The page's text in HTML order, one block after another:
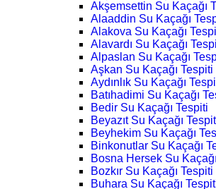
Akşemsettin Su Kaçağı
Alaaddin Su Kaçağı
Alakova Su Kaçağı
Alavardı Su Kaçağı
Alpaslan Su Kaçağı
Aşkan Su Kaçağı Tespiti
Aydınlık Su Kaçağı
Batıhadimi Su Kaçağı
Bedir Su Kaçağı Tespiti
Beyazıt Su Kaçağı
Beyhekim Su Kaçağı
Binkonutlar Su Kaçağı
Bosna Hersek Su
Bozkır Su Kaçağı Tespiti
Buhara Su Kaçağı